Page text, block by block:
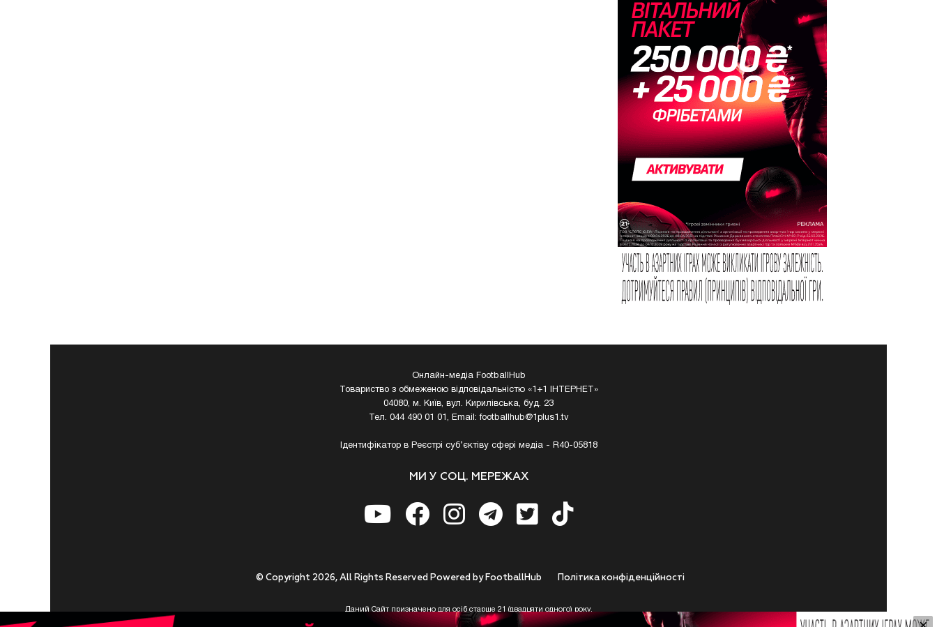
Онлайн-медіа FootballHub
Товариство з обмеженою відповідальністю «1+1 ІНТЕРНЕТ»
04080, м. Київ, вул. Кирилівська, буд. 23
Тел. 044 490 01 01, Email:footballhub@1plus1.tv
Ідентифікатор в Реєстрі суб’єктіву сфері медіа - R40-05818
МИ У СОЦ. МЕРЕЖАХ
Полiтика конфiденцiйностi
© Copyright 2026, All Rights Reserved Powered by FootballHub
Даний Сайт призначено для осіб старше 21 (двадцяти одного) року.
Приступаючи до використання https://footballhub.ua, Користувач цим підтверджує, що досяг 21-річного віку.